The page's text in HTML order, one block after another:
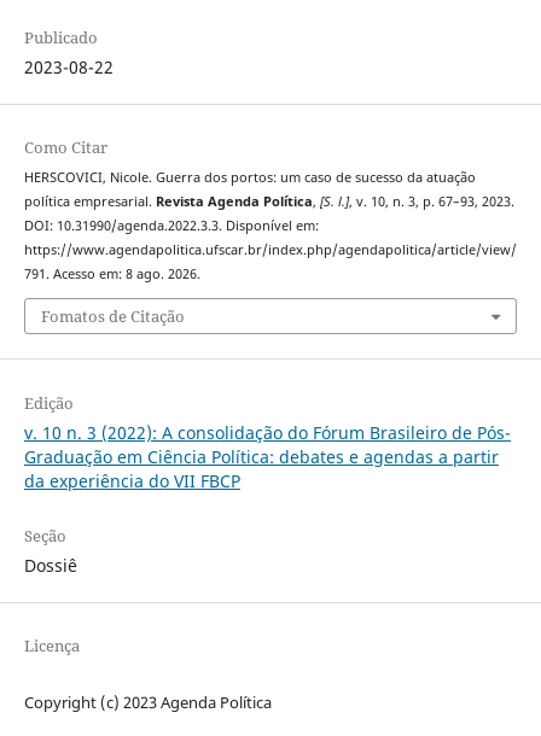
Publicado
2023-08-22
Como Citar
HERSCOVICI, Nicole. Guerra dos portos: um caso de sucesso da atuação
política empresarial. Revista Agenda Política, [S. l.], v. 10, n. 3, p. 67–93, 2023.
DOI: 10.31990/agenda.2022.3.3. Disponível em:
https://www.agendapolitica.ufscar.br/index.php/agendapolitica/article/view/
791. Acesso em: 8 ago. 2026.
Fomatos de Citação
Edição
v. 10 n. 3 (2022): A consolidação do Fórum Brasileiro de Pós-
Graduação em Ciência Política: debates e agendas a partir
da experiência do VII FBCP
Seção
Dossiê
Licença
Copyright (c) 2023 Agenda Política